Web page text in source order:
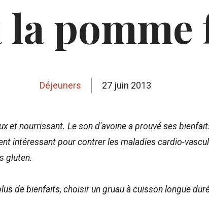
la
Déjeuners 27 juin 2013
et nourrissant. Le son d'avoine a prouvé ses
intéressant pour contrer les maladies cardio-
gluten.
de bienfaits, choisir un gruau à cuisson longue